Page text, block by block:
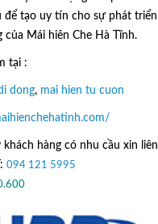
để tạo uy tín cho sự phát triển
của Mái hiên Che Hà Tĩnh.
tại :
dong, mai hien tu cuon
khách hàng có nhu cầu xin liên
094 121 5995